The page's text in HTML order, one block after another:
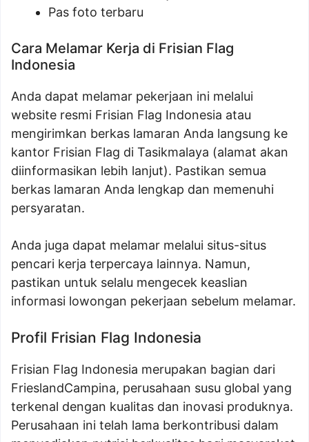
Pas foto terbaru
Cara Melamar Kerja di Frisian Flag
Indonesia
Anda dapat melamar pekerjaan ini melalui
website resmi Frisian Flag Indonesia atau
mengirimkan berkas lamaran Anda langsung ke
kantor Frisian Flag di Tasikmalaya (alamat akan
diinformasikan lebih lanjut). Pastikan semua
berkas lamaran Anda lengkap dan memenuhi
persyaratan.
Anda juga dapat melamar melalui situs-situs
pencari kerja terpercaya lainnya. Namun,
pastikan untuk selalu mengecek keaslian
informasi lowongan pekerjaan sebelum melamar.
Profil Frisian Flag Indonesia
Frisian Flag Indonesia merupakan bagian dari
FrieslandCampina, perusahaan susu global yang
terkenal dengan kualitas dan inovasi produknya.
Perusahaan ini telah lama berkontribusi dalam